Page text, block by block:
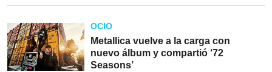
industrial", como cobalto, litio y níquel.
OCIO
Metallica vuelve a la carga con
nuevo álbum y compartió ‘72
Seasons’